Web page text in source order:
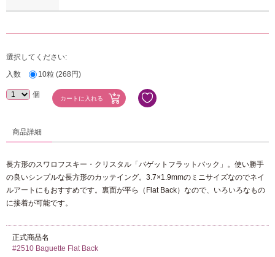
選択してください:
入数
10粒 (268円)
個
商品詳細
長方形のスワロフスキー・クリスタル「バゲットフラットバック」。使い勝手
の良いシンプルな長方形のカッテイング。3.7×1.9mmのミニサイズなのでネイ
ルアートにもおすすめです。裏面が平ら（Flat Back）なので、いろいろなもの
に接着が可能です。
正式商品名
#2510 Baguette Flat Back